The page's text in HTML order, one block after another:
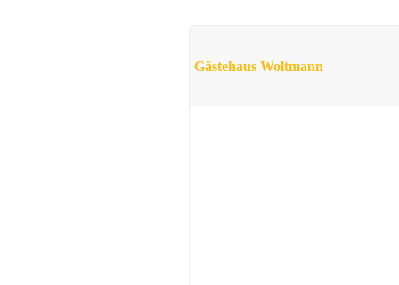
Gästehaus Woltmann